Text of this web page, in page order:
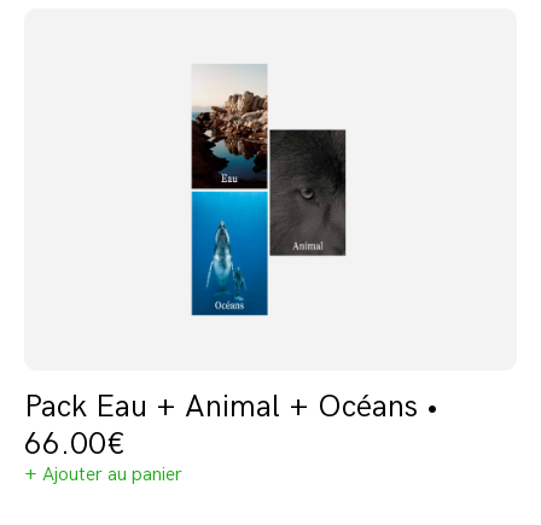
Pack Eau + Animal + Océans •
66.00€
+ Ajouter au panier